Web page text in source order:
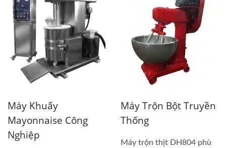
Máy Khuấy
Mayonnaise Công
Nghiệp
Máy Trộn Bột Truyền
Thống
Máy trộn thịt DH804 phù